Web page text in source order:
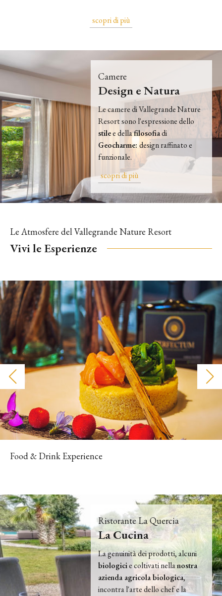
scopri di più
Camere
Design e Natura
Le camere di Vallegrande Nature
Resort sono l'espressione dello
stilee dellafilosofiadi
Geocharme:design raffinato e
funzionale.
scopri di più
Le Atmosfere del Vallegrande Nature Resort
Vivi le Esperienze
Food & Drink Experience
Ristorante La Quercia
La Cucina
La genuinità dei prodotti, alcuni
biologicie coltivati nellanostra
azienda agricola biologica,
incontra l'arte dello chef e la